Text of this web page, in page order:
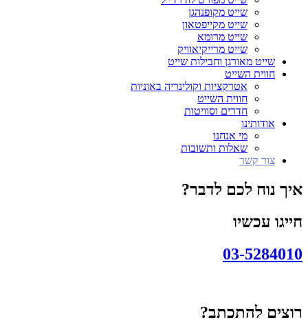
שייט מקופנהגן
שייט מקייפטאון
שייט מרומא
שייט מרייקיאוויק
שייט מאורגן וחבילות שייט
חווית השייט
אטרקציות וקולינריה באוניות
חווית השייט
חדרים וסוויטות
אודותינו
מי אנחנו
שאלות ותשובות
צור קשר
איך נוח לכם לדבר?
חייגו עכשיו
03-5284010
רוצים להתכתב?